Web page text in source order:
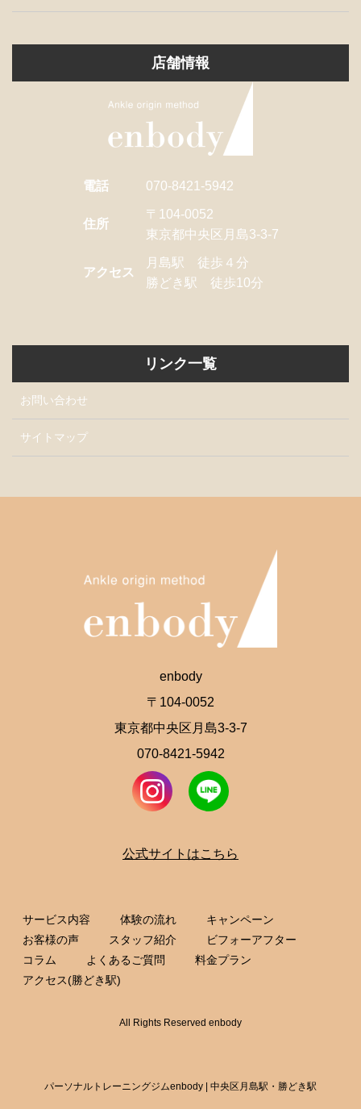
店舗情報
電話 070-8421-5942
住所
〒104-0052
東京都中央区月島3-3-7
アクセス
月島駅 徒歩４分
勝どき駅 徒歩10分
リンク一覧
お問い合わせ
サイトマップ
enbody
〒104-0052
東京都中央区月島3-3-7
070-8421-5942
公式サイトはこちら
サービス内容 体験の流れ
キャンペーン
お客様の声
スタッフ紹介
ビフォーアフター
コラム
よくあるご質問
料金プラン
アクセス(勝どき駅)
All Rights Reserved enbody
パーソナルトレーニングジムenbody | 中央区月島駅・勝どき駅